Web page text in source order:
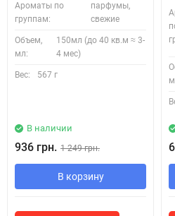
Ароматы по
группам:
парфумы,
свежие
Объем,
мл:
150мл (до 40 кв.м ≈ 3-
4 мес)
Вес: 567 г
В наличии
936 грн. 1 249 грн.
В корзину